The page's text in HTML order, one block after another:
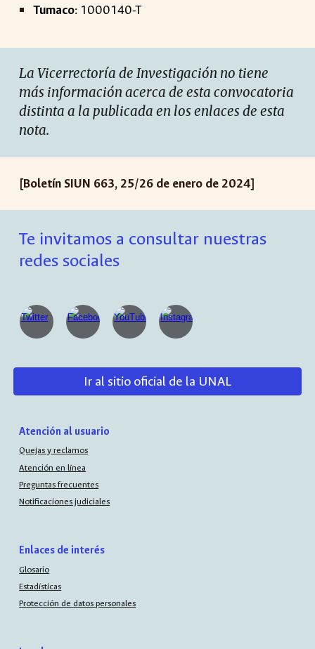
Tumaco: 1000140-T
La Vicerrectoría de Investigación no tiene
más información acerca de esta convocatoria
distinta a la publicada en los enlaces de esta
nota.
[Boletín SIUN 663, 25/26 de enero de 2024]
Te invitamos a consultar nuestras
redes sociales
Ir al sitio oficial de la UNAL
Atención al usuario
Quejas y reclamos
Atención en línea
Preguntas frecuentes
Notificaciones judiciales
Enlaces de interés
Glosario
Estadísticas
Protección de datos personales